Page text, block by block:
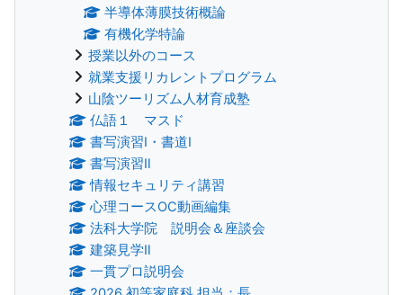
半導体薄膜技術概論
有機化学特論
授業以外のコース
就業支援リカレントプログラム
山陰ツーリズム人材育成塾
仏語１ マスド
書写演習Ⅰ・書道Ⅰ
書写演習Ⅱ
情報セキュリティ講習
心理コースOC動画編集
法科大学院 説明会＆座談会
建築見学Ⅱ
一貫プロ説明会